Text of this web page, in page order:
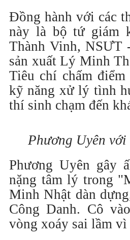
Đồng hành với các
này là bộ tứ giám
Thành Vinh, NSƯT
sản xuất Lý Minh
Tiêu chí chấm
kỹ năng xử lý tình
thí sinh chạm đến
Phương Uyên
Phương Uyên gây
nặng tâm lý trong
Minh Nhật dàn
Công Danh. Cô
vòng xoáy sai lầm